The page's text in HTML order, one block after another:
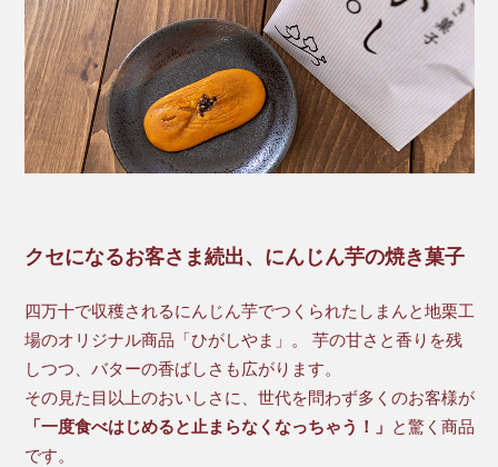
クセになるお客さま続出、にんじん芋の焼き菓子
四万十で収穫されるにんじん芋でつくられたしまんと地栗工
場のオリジナル商品「ひがしやま」。 芋の甘さと香りを残
しつつ、バターの香ばしさも広がります。
その見た目以上のおいしさに、世代を問わず多くのお客様が
「一度食べはじめると止まらなくなっちゃう！」
と驚く商品
です。